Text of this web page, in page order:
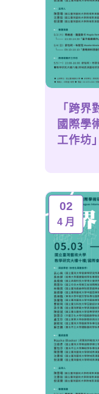
「跨
國際學
工作坊
02
4 月